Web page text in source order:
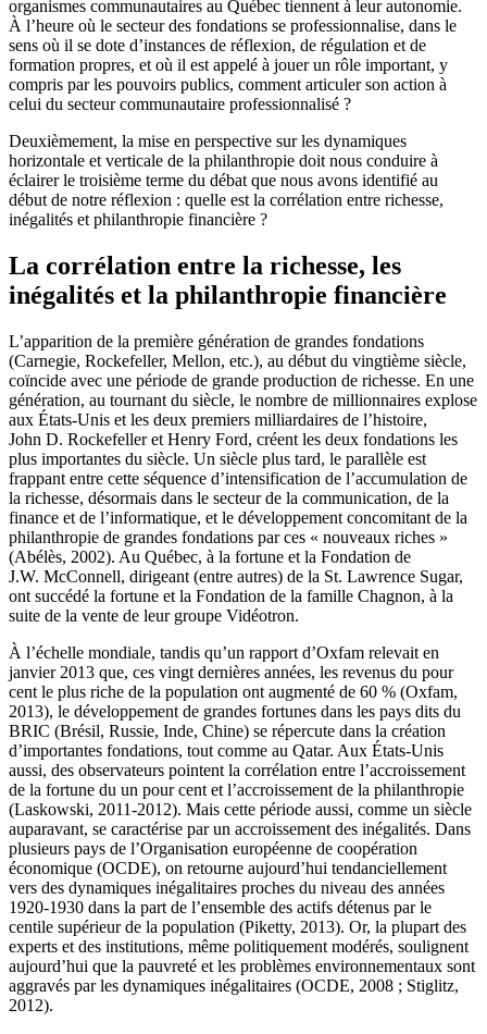
organismes communautaires au Québec tiennent à leur autonomie.
À l’heure où le secteur des fondations se professionnalise, dans le
sens où il se dote d’instances de réflexion, de régulation et de
formation propres, et où il est appelé à jouer un rôle important, y
compris par les pouvoirs publics, comment articuler son action à
celui du secteur communautaire professionnalisé ?
Deuxièmement, la mise en perspective sur les dynamiques
horizontale et verticale de la philanthropie doit nous conduire à
éclairer le troisième terme du débat que nous avons identifié au
début de notre réflexion : quelle est la corrélation entre richesse,
inégalités et philanthropie financière ?
La corrélation entre la richesse, les
inégalités et la philanthropie financière
L’apparition de la première génération de grandes fondations
(Carnegie, Rockefeller, Mellon, etc.), au début du vingtième siècle,
coïncide avec une période de grande production de richesse. En une
génération, au tournant du siècle, le nombre de millionnaires explose
aux États-Unis et les deux premiers milliardaires de l’histoire,
John D. Rockefeller et Henry Ford, créent les deux fondations les
plus importantes du siècle. Un siècle plus tard, le parallèle est
frappant entre cette séquence d’intensification de l’accumulation de
la richesse, désormais dans le secteur de la communication, de la
finance et de l’informatique, et le développement concomitant de la
philanthropie de grandes fondations par ces « nouveaux riches »
(Abélès, 2002). Au Québec, à la fortune et la Fondation de
J.W. McConnell, dirigeant (entre autres) de la St. Lawrence Sugar,
ont succédé la fortune et la Fondation de la famille Chagnon, à la
suite de la vente de leur groupe Vidéotron.
À l’échelle mondiale, tandis qu’un rapport d’Oxfam relevait en
janvier 2013 que, ces vingt dernières années, les revenus du pour
cent le plus riche de la population ont augmenté de 60 % (Oxfam,
2013), le développement de grandes fortunes dans les pays dits du
BRIC (Brésil, Russie, Inde, Chine) se répercute dans la création
d’importantes fondations, tout comme au Qatar. Aux États-Unis
aussi, des observateurs pointent la corrélation entre l’accroissement
de la fortune du un pour cent et l’accroissement de la philanthropie
(Laskowski, 2011-2012). Mais cette période aussi, comme un siècle
auparavant, se caractérise par un accroissement des inégalités. Dans
plusieurs pays de l’Organisation européenne de coopération
économique (OCDE), on retourne aujourd’hui tendanciellement
vers des dynamiques inégalitaires proches du niveau des années
1920-1930 dans la part de l’ensemble des actifs détenus par le
centile supérieur de la population (Piketty, 2013). Or, la plupart des
experts et des institutions, même politiquement modérés, soulignent
aujourd’hui que la pauvreté et les problèmes environnementaux sont
aggravés par les dynamiques inégalitaires (OCDE, 2008 ; Stiglitz,
2012).